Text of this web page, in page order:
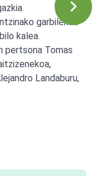
garbilekua
kalea.
pertsona Tomas
Landaburu,